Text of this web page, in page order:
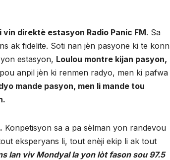
direktè estasyon Radio Panic FM. Sa
ak fidelite. Soti nan jèn pasyone ki te konn
estasyon, Loulou montre kijan pasyon,
anpil jèn ki renmen radyo, men ki pafwa
mande pasyon, men li mande tou
Konpetisyon sa a pa sèlman yon randevou
eksperyans li, tout enèji ekip li ak tout
lan viv Mondyal la yon lòt fason sou 97.5